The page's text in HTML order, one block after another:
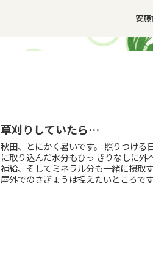
安
草刈りしていたら…
秋田、とにかく暑いです。 照りつける
に取り込んだ水分もひっ きりなしに外
補給、そしてミネラル分も一緒に摂取
屋外でのさぎょうは控えたいところで